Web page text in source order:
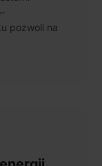
pozwoli na